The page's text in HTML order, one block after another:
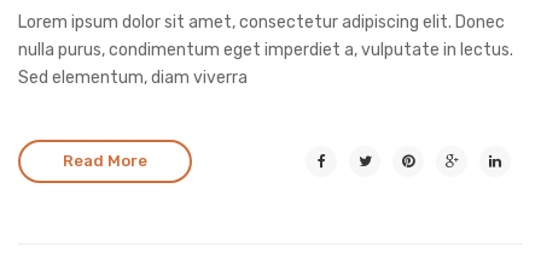
Lorem ipsum dolor sit amet, consectetur adipiscing elit. Donec
nulla purus, condimentum eget imperdiet a, vulputate in lectus.
Sed elementum, diam viverra
Read More